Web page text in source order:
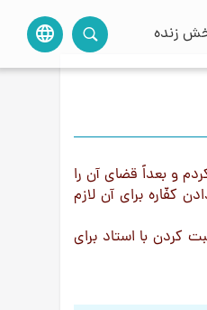
زنده language
و بعداً قضای آن را
کفّاره برای آن لازم
کردن با استاد براى